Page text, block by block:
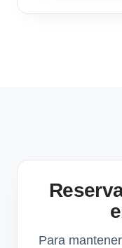
Para